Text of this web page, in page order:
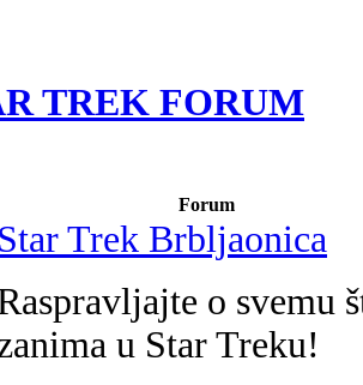
TREK FORUM
Forum
Star Trek Brbljaonica
o svemu
u Star Treku!